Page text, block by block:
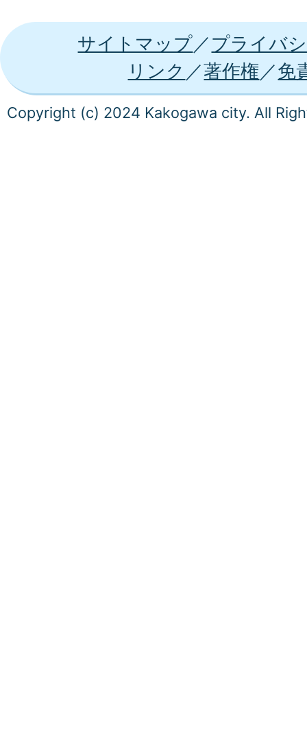
サイトマップ
プライバ
リンク
著作権 免
Copyright (c) 2024 Kakogawa city. All